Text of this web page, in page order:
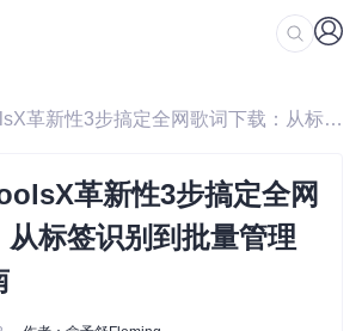
/ ZonyLrcToolsX革新性3步搞定全网歌词下载：从标签识别到批量管理的完整指南
革新性3步搞定全网
从标签识别到批量管理